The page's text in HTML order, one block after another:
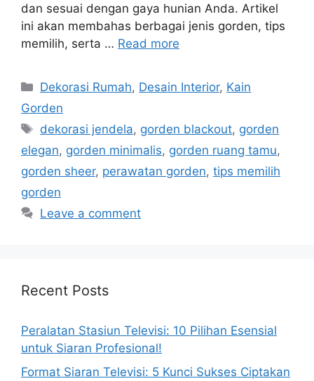
dan sesuai dengan gaya hunian Anda. Artikel
ini akan membahas berbagai jenis gorden, tips
memilih, serta … Read more
Categories
Dekorasi Rumah, Desain Interior, Kain
Gorden
Tags
dekorasi jendela, gorden blackout, gorden
elegan, gorden minimalis, gorden ruang tamu,
gorden sheer, perawatan gorden, tips memilih
gorden
Leave a comment
Recent Posts
Peralatan Stasiun Televisi: 10 Pilihan Esensial
untuk Siaran Profesional!
Format Siaran Televisi: 5 Kunci Sukses Ciptakan